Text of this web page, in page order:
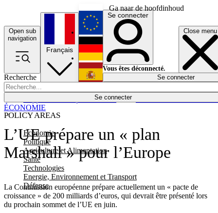
Ga naar de hoofdinhoud
Open sub
navigation
Close menu
Recherche
Se connecter
POLICY AREAS
Economie
Politique
Agriculture et Alimentation
Santé
Technologies
Energie, Environnement et Transport
Défense
Économie
Français
English
Deutsch
Español
Se connecter
Vous êtes déconnecté.
Se connecter
L’UE prépare un « plan
Marshall » pour l’Europe
La Commission européenne prépare actuellement un « pacte de
croissance » de 200 milliards d’euros, qui devrait être présenté lors
du prochain sommet de l’UE en juin.
ÉCONOMIE